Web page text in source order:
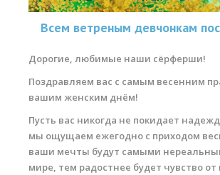
Всем ветреным девчонкам
Дорогие, любимые наши сёрферши!
Поздравляем вас с самым весенним
вашим женским днём!
Пусть вас никогда не покидает
мы ощущаем ежегодно с приходом
ваши мечты будут самыми
мире, тем радостнее будет чувство от